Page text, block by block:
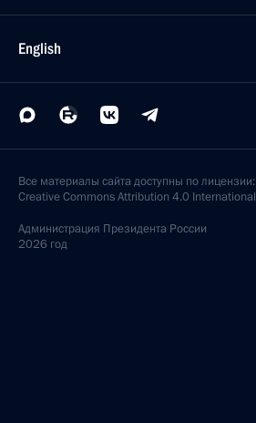
English
Все материалы сайта доступны по лицензии:
Creative Commons Attribution 4.0 International
Администрация Президента России
2026 год